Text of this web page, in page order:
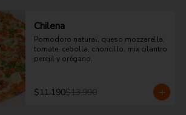
Chilena
Pomodoro natural, queso mozzarella,
tomate, cebolla, choricillo, mix cilantro
perejil y orégano.
$11.190$13.990